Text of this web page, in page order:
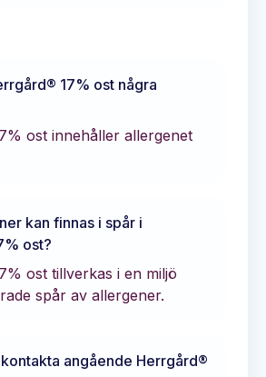
17% ost några
ost innehåller allergenet
kan finnas i spår i
ost?
ost tillverkas i en miljö
spår av allergener.
angående Herrgård®